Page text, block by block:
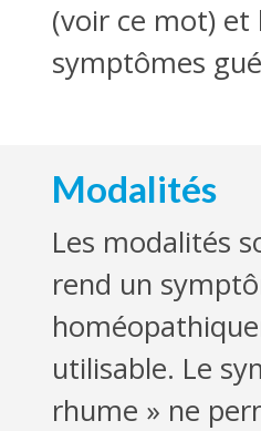
(voir ce mot) et
symptômes
Modalités
Les modalités
rend un
utilisable. Le
rhume » ne